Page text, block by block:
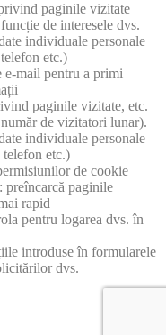
paginile vizitate
de interesele dvs.
individuale personale
etc.)
e-mail pentru a primi
paginile vizitate, etc.
de vizitatori lunar).
individuale personale
telefon etc.)
de cookie
preîncarcă paginile
rapid
pentru logarea dvs. în
introduse în formularele
dvs.